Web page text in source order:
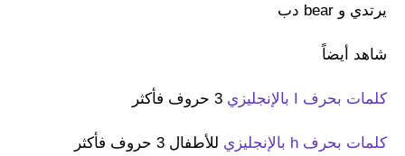
يرتدي و bear دب
شاهد أيضاً
كلمات بحرف I بالإنجليزي
كلمات بحرف h بالإنجليزي للأطفال 3 حروف فأكثر